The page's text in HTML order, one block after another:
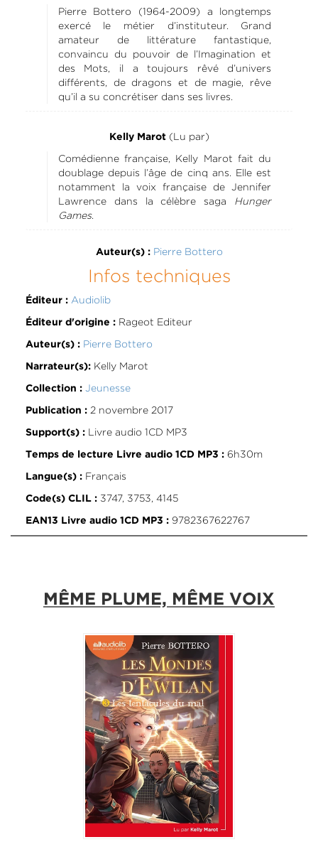
Pierre Bottero (1964-2009) a longtemps
exercé le métier d’instituteur. Grand
amateur de littérature fantastique,
convaincu du pouvoir de l’Imagination et
des Mots, il a toujours rêvé d’univers
différents, de dragons et de magie, rêve
qu’il a su concrétiser dans ses livres.
Kelly Marot(Lu par)
Comédienne française, Kelly Marot fait du
doublage depuis l’âge de cinq ans. Elle est
notamment la voix française de Jennifer
Lawrence dans la célèbre saga Hunger
Games.
Auteur(s) : Pierre Bottero
Infos techniques
Éditeur : Audiolib
Éditeur d'origine :Rageot Editeur
Auteur(s) : Pierre Bottero
Narrateur(s):Kelly Marot
Collection : Jeunesse
Publication :2 novembre 2017
Support(s) :Livre audio 1CD MP3
Temps de lecture Livre audio 1CD MP3 :6h30m
Langue(s) :Français
Code(s) CLIL :3747, 3753, 4145
EAN13 Livre audio 1CD MP3 :9782367622767
MÊME PLUME, MÊME VOIX